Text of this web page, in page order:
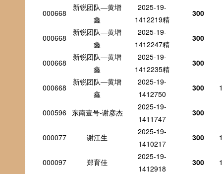
000668
新锐团队—黄增
鑫
2025-19-
1412219精
300
000668
新锐团队—黄增
鑫
2025-19-
1412247精
300
000668
新锐团队—黄增
鑫
2025-19-
1412235精
300
000668
新锐团队—黄增
鑫
2025-19-
1412750
300
000596 东南壹号-谢彦杰
2025-19-
1411747
300
000077 谢江生
2025-19-
1410217
300
000097 郑育佳
2025-19-
1412918
300